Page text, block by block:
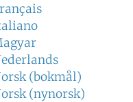
(bokmål)
(nynorsk)